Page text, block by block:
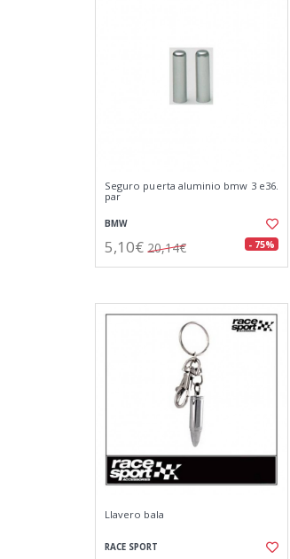
Seguro puerta aluminio bmw 3 e36.
par
BMW
5,10€ 20,14€ - 75%
Llavero bala
RACE SPORT